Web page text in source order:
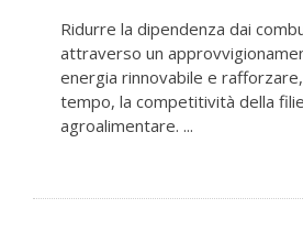
Ridurre la dipendenza dai
attraverso un
energia rinnovabile e
tempo, la competitività della
agroalimentare. ...